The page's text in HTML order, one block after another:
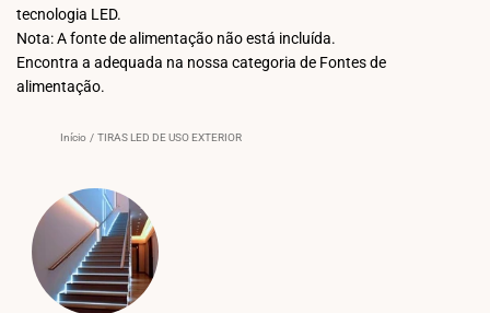
tecnologia LED.
Nota: A fonte de alimentação não está incluída.
Encontra a adequada na nossa categoria de Fontes de
alimentação.
Início / TIRAS LED DE USO EXTERIOR